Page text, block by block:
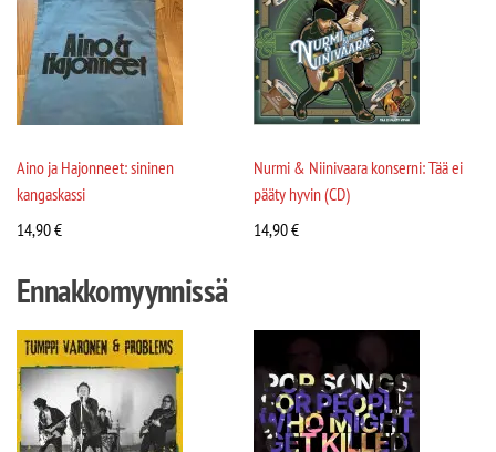
Aino ja Hajonneet: sininen
kangaskassi
14,90€
Nurmi & Niinivaara konserni: Tää ei
pääty hyvin (CD)
14,90€
Ennakkomyynnissä